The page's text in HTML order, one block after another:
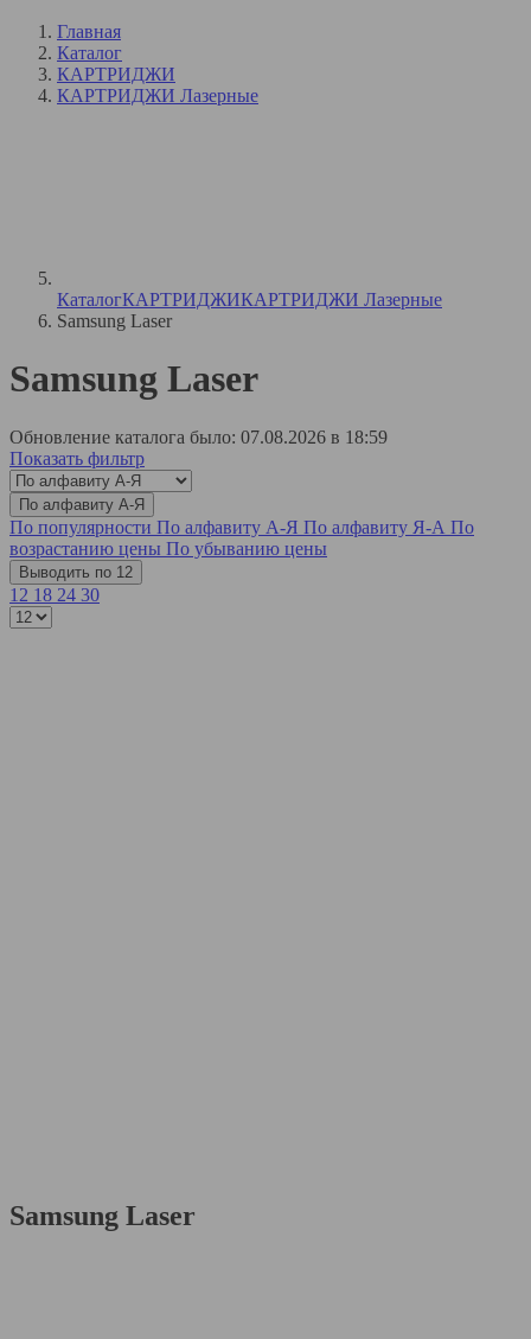
Главная
Каталог
КАРТРИДЖИ
КАРТРИДЖИ Лазерные
КаталогКАРТРИДЖИКАРТРИДЖИ Лазерные
Samsung Laser
Samsung Laser
Обновление каталога было: 07.08.2026 в 18:59
Показать фильтр
По алфавиту А-Я
По популярности По алфавиту А-Я По алфавиту Я-А По
возрастанию цены По убыванию цены
Выводить по 12
12 18 24 30
Samsung Laser